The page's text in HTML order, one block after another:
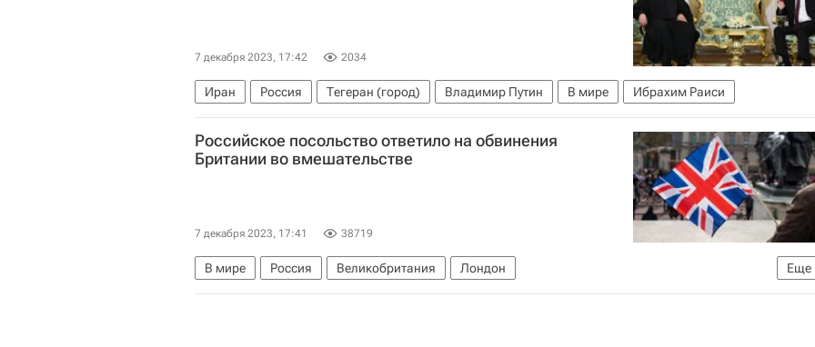
7 декабря 2023, 17:42 2034
Иран Россия Тегеран (город) Владимир Путин В мире Ибрахим Раиси
Российское посольство ответило на обвинения
Британии во вмешательстве
7 декабря 2023, 17:41 38719
Еще
В мире Россия Великобритания
Лондон
Федеральная служба безопасности РФ (ФСБ России)